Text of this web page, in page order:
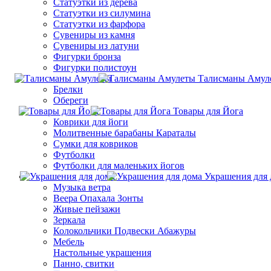
Статуэтки из дерева
Статуэтки из силумина
Статуэтки из фарфора
Сувениры из камня
Сувениры из латуни
Фигурки бронза
Фигурки полистоун
Талисманы
Брелки
Обереги
Товары для Йога
Коврики для йоги
Молитвенные барабаны Караталы
Сумки для ковриков
Футболки
Футболки для маленьких йогов
Украшения для
Музыка ветра
Веера Опахала Зонты
Живые пейзажи
Зеркала
Колокольчики Подвески Абажуры
Мебель
Настольные украшения
Панно, свитки